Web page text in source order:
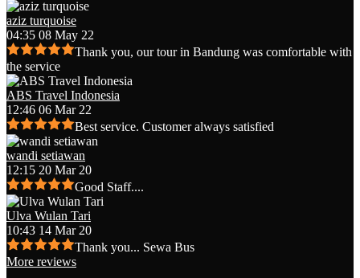
aziz turquoise
04:35 08 May 22
Thank you, our tour in Bandung was comfortable with
the service
ABS Travel Indonesia
12:46 06 Mar 22
Best service. Customer always satisfied
wandi setiawan
12:15 20 Mar 20
Good Staff....
Ulva Wulan Tari
10:43 14 Mar 20
Thank you... Sewa Bus
More reviews